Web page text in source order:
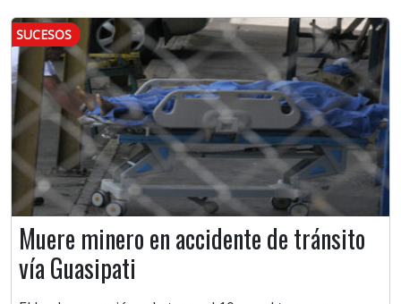
SUCESOS
Muere minero en accidente de tránsito
vía Guasipati